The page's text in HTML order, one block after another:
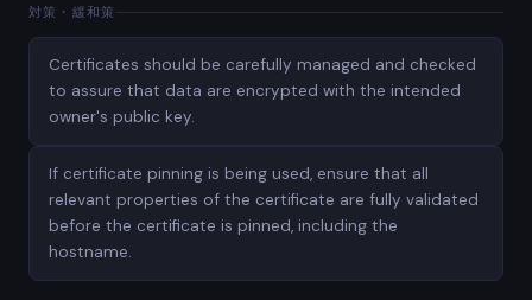
対策・緩和策
Certificates should be carefully managed and checked
to assure that data are encrypted with the intended
owner's public key.
If certificate pinning is being used, ensure that all
relevant properties of the certificate are fully validated
before the certificate is pinned, including the
hostname.